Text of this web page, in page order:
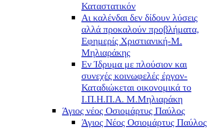
Καταστατικόν
Αι καλένδαι δεν δίδουν λύσεις
αλλά προκαλούν προβλήματα,
Εφημερίς Χριστιανική-Μ.
Μηλιαράκης
Εν Ίδρυμα με πλούσιον και
συνεχές κοινωφελές έργον-
Καταδιώκεται οικονομικά το
Ι.Π.Η.Π.Α. Μ.Μηλιαράκη
Άγιος νέος Οσιομάρτυς Παύλος
Άγιος Νέος Οσιομάρτυς Παύλος